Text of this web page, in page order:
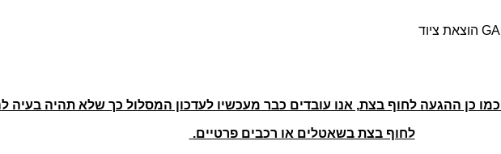
הוצאת ציוד
כן ההגעה לחוף בצת, אנו עובדים כבר מעכשיו לעדכון המסלול כך שלא תהיה בעיה
לחוף בצת בשאטלים או רכבים פרטיים.